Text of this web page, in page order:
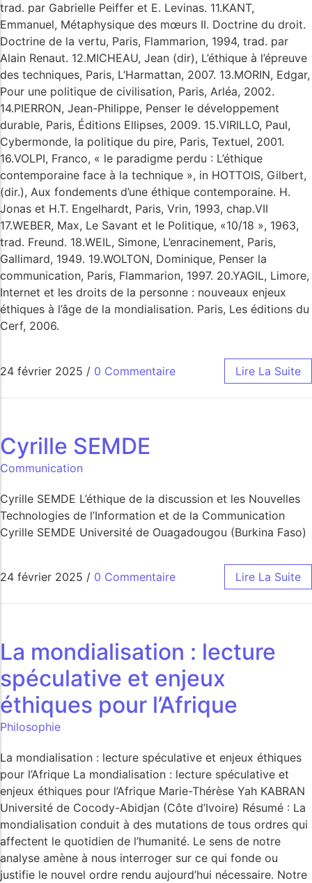
trad. par Gabrielle Peiffer et E. Levinas. 11.KANT,
Emmanuel, Métaphysique des mœurs II. Doctrine du droit.
Doctrine de la vertu, Paris, Flammarion, 1994, trad. par
Alain Renaut. 12.MICHEAU, Jean (dir), L’éthique à l’épreuve
des techniques, Paris, L’Harmattan, 2007. 13.MORIN, Edgar,
Pour une politique de civilisation, Paris, Arléa, 2002.
14.PIERRON, Jean-Philippe, Penser le développement
durable, Paris, Éditions Ellipses, 2009. 15.VIRILLO, Paul,
Cybermonde, la politique du pire, Paris, Textuel, 2001.
16.VOLPI, Franco, « le paradigme perdu : L’éthique
contemporaine face à la technique », in HOTTOIS, Gilbert,
(dir.), Aux fondements d’une éthique contemporaine. H.
Jonas et H.T. Engelhardt, Paris, Vrin, 1993, chap.VII
17.WEBER, Max, Le Savant et le Politique, «10/18 », 1963,
trad. Freund. 18.WEIL, Simone, L’enracinement, Paris,
Gallimard, 1949. 19.WOLTON, Dominique, Penser la
communication, Paris, Flammarion, 1997. 20.YAGIL, Limore,
Internet et les droits de la personne : nouveaux enjeux
éthiques à l’âge de la mondialisation. Paris, Les éditions du
Cerf, 2006.
24 février 2025 / 0 Commentaire Lire La Suite
Cyrille SEMDE
Communication
Cyrille SEMDE L’éthique de la discussion et les Nouvelles
Technologies de l’Information et de la Communication
Cyrille SEMDE Université de Ouagadougou (Burkina Faso)
24 février 2025 / 0 Commentaire Lire La Suite
La mondialisation : lecture
spéculative et enjeux
éthiques pour l’Afrique
Philosophie
La mondialisation : lecture spéculative et enjeux éthiques
pour l’Afrique La mondialisation : lecture spéculative et
enjeux éthiques pour l’Afrique Marie-Thérèse Yah KABRAN
Université de Cocody-Abidjan (Côte d’Ivoire) Résumé : La
mondialisation conduit à des mutations de tous ordres qui
affectent le quotidien de l’humanité. Le sens de notre
analyse amène à nous interroger sur ce qui fonde ou
justifie le nouvel ordre rendu aujourd’hui nécessaire. Notre